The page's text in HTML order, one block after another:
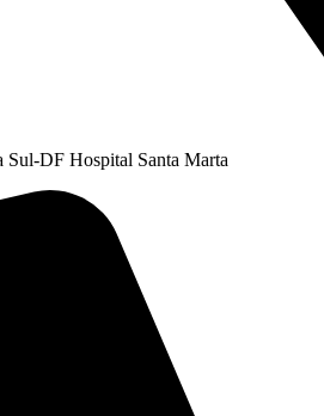
Sul-DF Hospital Santa Marta